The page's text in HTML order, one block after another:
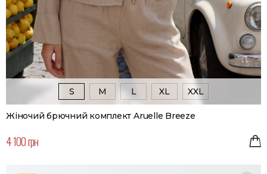
S M L XL XXL
Жіночий брючний комплект Aruelle Breeze
4 100 грн